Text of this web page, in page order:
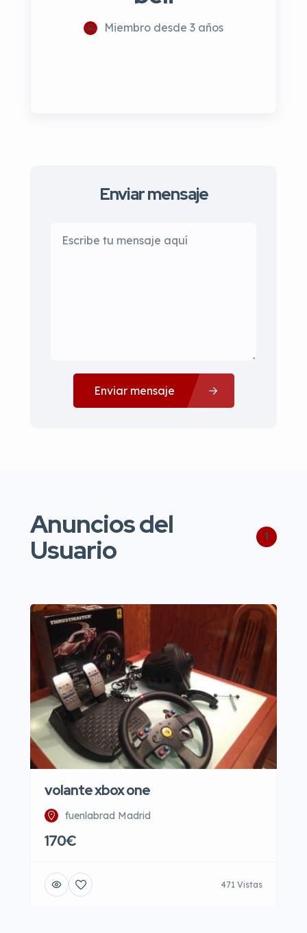
Miembro desde 3 años
Enviar mensaje
Enviar mensaje
Anuncios del
Usuario 1
volante xbox one
fuenlabrad Madrid
170€
471 Vistas